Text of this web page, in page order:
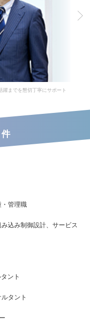
躍までを懇切丁寧にサポート
管理職
込み制御設計、サービス
ント
タント